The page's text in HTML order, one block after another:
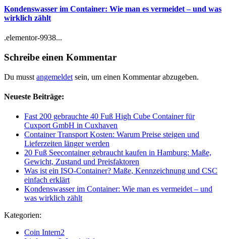
Kondenswasser im Container: Wie man es vermeidet – und was
wirklich zählt
.elementor-9938...
Schreibe einen Kommentar
Du musst angemeldet sein, um einen Kommentar abzugeben.
Neueste Beiträge:
Fast 200 gebrauchte 40 Fuß High Cube Container für
Cuxport GmbH in Cuxhaven
Container Transport Kosten: Warum Preise steigen und
Lieferzeiten länger werden
20 Fuß Seecontainer gebraucht kaufen in Hamburg: Maße,
Gewicht, Zustand und Preisfaktoren
Was ist ein ISO-Container? Maße, Kennzeichnung und CSC
einfach erklärt
Kondenswasser im Container: Wie man es vermeidet – und
was wirklich zählt
Kategorien:
Coin Intern2